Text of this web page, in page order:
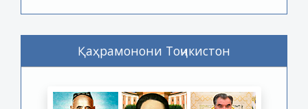
Қаҳрамонони Тоҷикистон